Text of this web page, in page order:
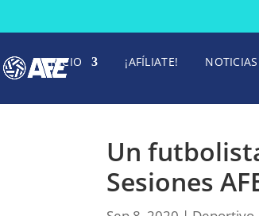
INICIO ¡AFÍLIATE! NOTICIAS
Un
Sesiones